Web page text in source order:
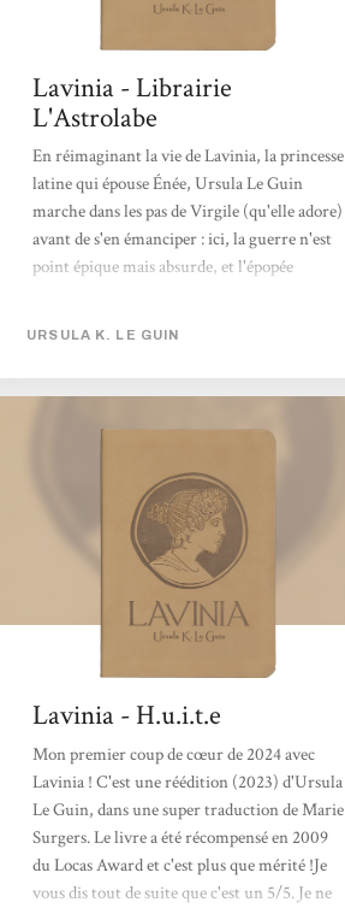
Lavinia - Librairie
L'Astrolabe
En réimaginant la vie de Lavinia, la princesse
latine qui épouse Énée, Ursula Le Guin
marche dans les pas de Virgile (qu'elle adore)
avant de s'en émanciper : ici, la guerre n'est
point épique mais absurde, et l'épopée
s'agit de l'un de ses meilleurs. Entre mythe et
subtile, humaine dans une langue superbe,
toutes les bibliothèques, près des
URSULA K. LE GUIN
Lavinia - H.u.i.t.e
Mon premier coup de cœur de 2024 avec
Lavinia ! C'est une réédition (2023) d'Ursula
Le Guin, dans une super traduction de Marie
Surgers. Le livre a été récompensé en 2009
du Locas Award et c'est plus que mérité !Je
vous dis tout de suite que c'est un 5/5. Je ne